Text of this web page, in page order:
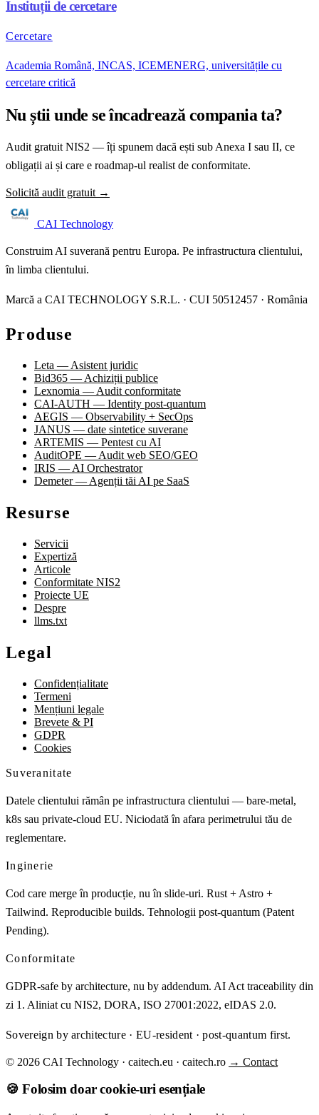
Instituții de cercetare
Cercetare
Academia Română, INCAS, ICEMENERG, universitățile cu
cercetare critică
Nu știi unde se încadrează compania ta?
Audit gratuit NIS2 — îți spunem dacă ești sub Anexa I sau II, ce
obligații ai și care e roadmap-ul realist de conformitate.
Solicită audit gratuit →
CAI Technology
Construim AI suverană pentru Europa. Pe infrastructura clientului,
în limba clientului.
Marcă a CAI TECHNOLOGY S.R.L. · CUI 50512457 · România
Produse
Leta — Asistent juridic
Bid365 — Achiziții publice
Lexnomia — Audit conformitate
CAI-AUTH — Identity post-quantum
AEGIS — Observability + SecOps
JANUS — date sintetice suverane
ARTEMIS — Pentest cu AI
AuditOPE — Audit web SEO/GEO
IRIS — AI Orchestrator
Demeter — Agenții tăi AI pe SaaS
Resurse
Servicii
Expertiză
Articole
Conformitate NIS2
Proiecte UE
Despre
llms.txt
Legal
Confidențialitate
Termeni
Mențiuni legale
Brevete & PI
GDPR
Cookies
Suveranitate
Datele clientului rămân pe infrastructura clientului — bare-metal,
k8s sau private-cloud EU. Niciodată în afara perimetrului tău de
reglementare.
Inginerie
Cod care merge în producție, nu în slide-uri. Rust + Astro +
Tailwind. Reproducible builds. Tehnologii post-quantum (Patent
Pending).
Conformitate
GDPR-safe by architecture, nu by addendum. AI Act traceability din
zi 1. Aliniat cu NIS2, DORA, ISO 27001:2022, eIDAS 2.0.
Sovereign by architecture · EU-resident · post-quantum first.
© 2026 CAI Technology · caitech.eu · caitech.ro → Contact
🍪 Folosim doar cookie-uri esențiale